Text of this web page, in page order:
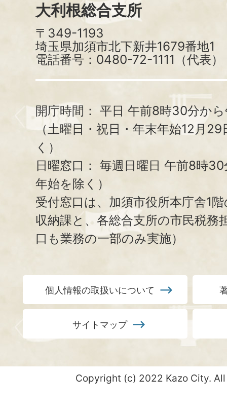
大利根総合支所
〒349-1193
埼玉県加須市北下新井1679番地1
電話番号：0480-72-1111（代表）
開庁時間： 平日 午前8時30分か
（土曜日・祝日・年末年始12月
く）
日曜窓口： 毎週日曜日 午前8時
年始を除く）
受付窓口は、加須市役所本庁舎1
収納課と、 各総合支所の市民税務
口も業務の一部のみ実施）
個人情報の取扱いについて
サイトマップ
Copyright (c) 2022 Kazo City.